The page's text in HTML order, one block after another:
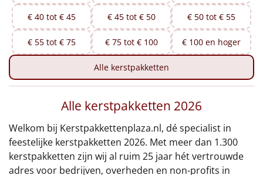
€40 tot €45
€45 tot €50
€50 tot €55
€55 tot €75
€75 tot €100
€100 en hoger
€ 40 tot € 45 € 45 tot € 50 € 50 tot € 55
€ 55 tot € 75 € 75 tot € 100 € 100 en hoger
Alle kerstpakketten
Alle kerstpakketten 2026
Welkom bij Kerstpakkettenplaza.nl, dé specialist in
feestelijke kerstpakketten 2026. Met meer dan 1.300
kerstpakketten zijn wij al ruim 25 jaar hét vertrouwde
adres voor bedrijven, overheden en non-profits in